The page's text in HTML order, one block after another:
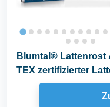
Blumtal® Lattenrost
TEX zertifizierter